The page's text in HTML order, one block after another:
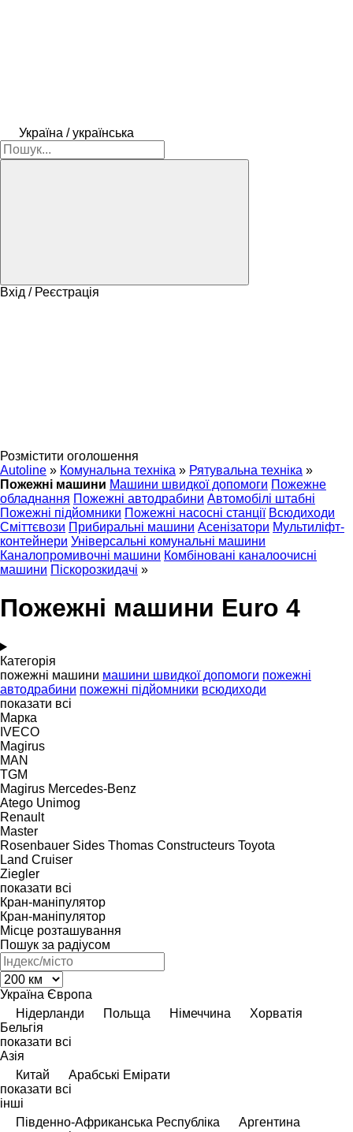
Україна / українська
Вхід / Реєстрація
Розмістити оголошення
Autoline » Комунальна техніка » Рятувальна техніка »
Пожежні машини Машини швидкої допомоги Пожежне
обладнання Пожежні автодрабини Автомобілі штабні
Пожежні підйомники Пожежні насосні станції Всюдиходи
Сміттєвози Прибиральні машини Асенізатори Мультиліфт-
контейнери Універсальні комунальні машини
Каналопромивочні машини Комбіновані каналоочисні
машини Піскорозкидачі »
Пожежні машини Euro 4
Категорія
пожежні машини машини швидкої допомоги пожежні
автодрабини пожежні підйомники всюдиходи
показати всі
Марка
IVECO
Magirus
MAN
TGM
Magirus Mercedes-Benz
Atego Unimog
Renault
Master
Rosenbauer Sides Thomas Constructeurs Toyota
Land Cruiser
Ziegler
показати всі
Кран-маніпулятор
Кран-маніпулятор
Місце розташування
Пошук за радіусом
Україна Європа
Нідерланди
Польща Німеччина
Хорватія
Бельгія
показати всі
Азія
Китай
Арабські Емірати
показати всі
інші
Південно-Африканська Республіка
Аргентина